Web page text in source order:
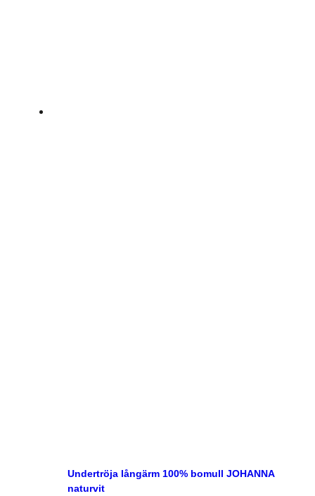
Undertröja långärm 100% bomull JOHANNA
naturvit